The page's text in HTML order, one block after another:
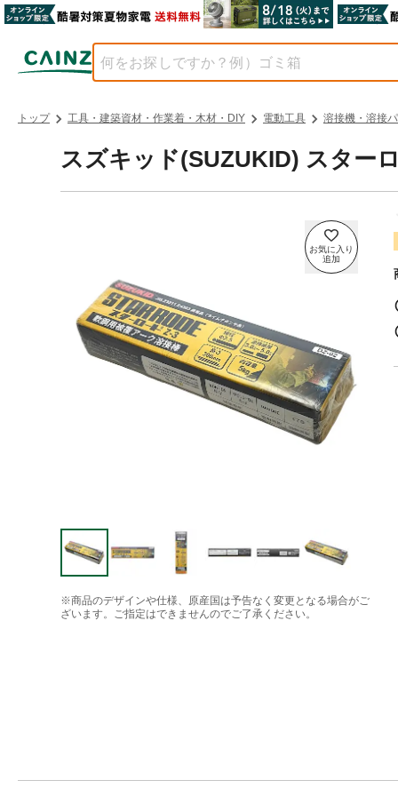
トップ 工具・建築資材・作業着・木材・DIY 電動工具 溶接機・溶接
スズキッド(SUZUKID) スター
※商品のデザインや仕様、原産国は予告なく変更となる場合がご
ざいます。ご指定はできませんのでご了承ください。